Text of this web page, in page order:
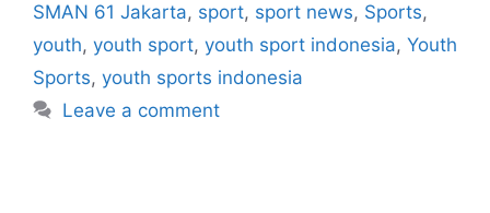
SMAN 61 Jakarta, sport, sport news, Sports,
youth, youth sport, youth sport indonesia, Youth
Sports, youth sports indonesia
Leave a comment